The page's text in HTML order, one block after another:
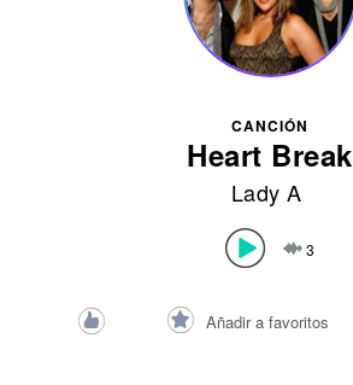
CANCIÓN
Heart Break
Lady A
3
Añadir a favoritos